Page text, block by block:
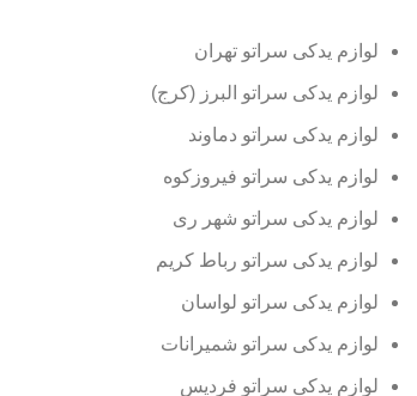
لوازم یدکی سراتو تهران
لوازم یدکی سراتو البرز (کرج)
لوازم یدکی سراتو دماوند
لوازم یدکی سراتو فیروزکوه
لوازم یدکی سراتو شهر ری
لوازم یدکی سراتو رباط کریم
لوازم یدکی سراتو لواسان
لوازم یدکی سراتو شمیرانات
لوازم یدکی سراتو فردیس